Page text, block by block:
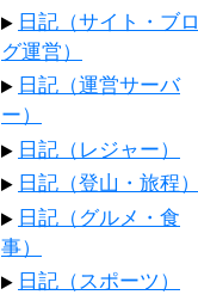
日記（サイト・ブロ
グ運営）
日記（運営サーバ
ー）
日記（レジャー）
日記（登山・旅程）
日記（グルメ・食
事）
日記（スポーツ）